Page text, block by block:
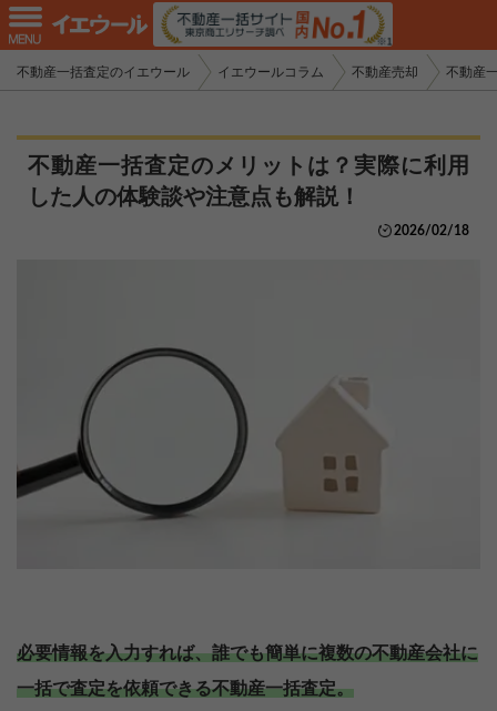
不動産一括査定のイエウール イエウールコラム 不動産売却 不動産
不動産一括査定のメリットは？実際に利用
した人の体験談や注意点も解説！
2026/02/18
必要情報を入力すれば、誰でも簡単に複数の不動産会社に
一括で査定を依頼できる不動産一括査定。